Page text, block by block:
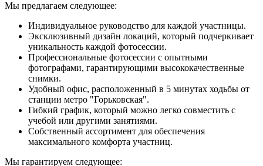
Мы предлагаем следующее:
Индивидуальное руководство для каждой участницы.
Эксклюзивный дизайн локаций, который подчеркивает
уникальность каждой фотосессии.
Профессиональные фотосессии с опытными
фотографами, гарантирующими высококачественные
снимки.
Удобный офис, расположенный в 5 минутах ходьбы от
станции метро "Горьковская".
Гибкий график, который можно легко совместить с
учебой или другими занятиями.
Собственный ассортимент для обеспечения
максимального комфорта участниц.
Мы гарантируем следующее: